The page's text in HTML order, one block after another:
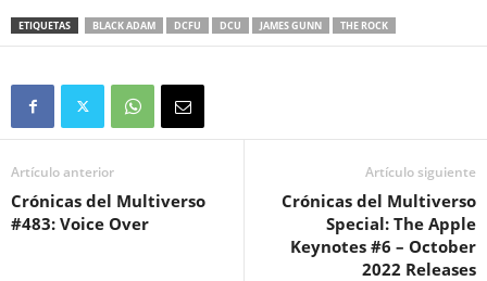
ETIQUETAS BLACK ADAM DCFU DCU JAMES GUNN THE ROCK
Artículo anterior
Crónicas del Multiverso
#483: Voice Over
Artículo siguiente
Crónicas del Multiverso
Special: The Apple
Keynotes #6 – October
2022 Releases